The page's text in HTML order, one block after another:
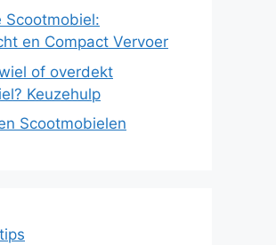
Scootmobiel:
en Compact Vervoer
of overdekt
Keuzehulp
Scootmobielen